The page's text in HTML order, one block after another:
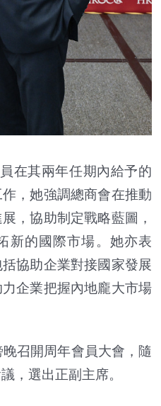
在其兩年任期內給予的
，她強調總商會在推動
，協助制定戰略藍圖，
新的國際市場。她亦表
協助企業對接國家發展
企業把握內地龐大市場
召開周年會員大會，隨
，選出正副主席。